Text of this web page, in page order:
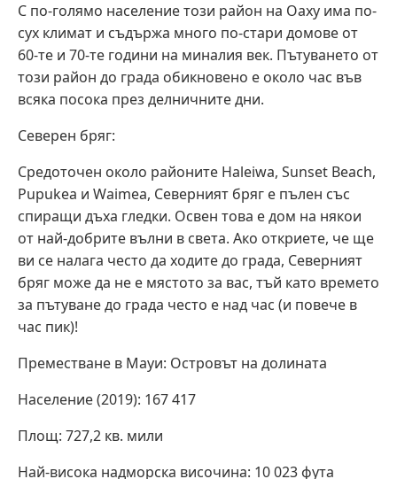
С по-голямо население този район на Оаху има по-
сух климат и съдържа много по-стари домове от
60-те и 70-те години на миналия век. Пътуването от
този район до града обикновено е около час във
всяка посока през делничните дни.
Северен бряг:
Средоточен около районите Haleiwa, Sunset Beach,
Pupukea и Waimea, Северният бряг е пълен със
спиращи дъха гледки. Освен това е дом на някои
от най-добрите вълни в света. Ако откриете, че ще
ви се налага често да ходите до града, Северният
бряг може да не е мястото за вас, тъй като времето
за пътуване до града често е над час (и повече в
час пик)!
Преместване в Мауи: Островът на долината
Население (2019): 167 417
Площ: 727,2 кв. мили
Най-висока надморска височина: 10 023 фута